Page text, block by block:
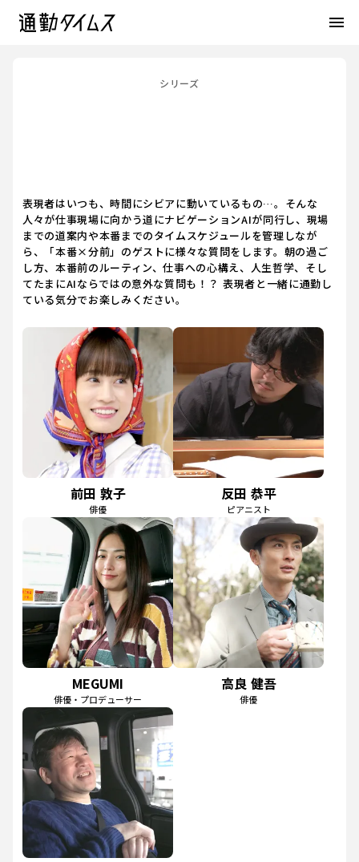
menu
シリーズ
表現者はいつも、時間にシビアに動いているもの…。そんな
人々が仕事現場に向かう道にナビゲーションAIが同行し、現場
までの道案内や本番までのタイムスケジュールを管理しなが
ら、「本番×分前」のゲストに様々な質問をします。朝の過ご
し方、本番前のルーティン、仕事への心構え、人生哲学、そし
てたまにAIならではの意外な質問も！？ 表現者と一緒に通勤し
ている気分でお楽しみください。
前田 敦子
俳優
反田 恭平
ピアニスト
MEGUMI
俳優・プロデューサー
高良 健吾
俳優